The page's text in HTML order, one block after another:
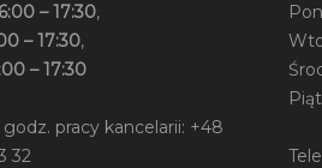
– 17:30,
– 17:30,
– 17:30
pracy kancelarii: +48
32